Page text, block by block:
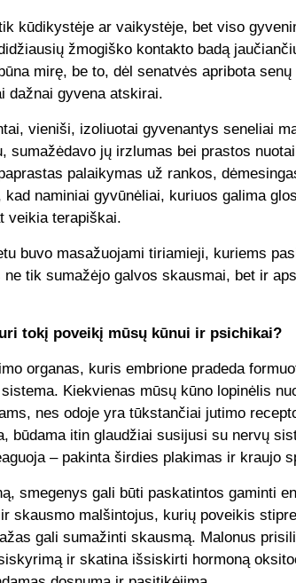
kūdikystėje ar vaikystėje, bet viso
žmogiško kontakto badą
mirę, be to, dėl senatvės apribota
dažnai gyvena atskirai.
vieniši, izoliuotai gyvenantys seneliai
sumažėdavo jų irzlumas bei prastos
palaikymas už rankos,
kad naminiai gyvūnėliai, kuriuos galima
veikia terapiškai.
buvo masažuojami tiriamieji, kuriems
tik sumažėjo galvos skausmai, bet ir
tokį poveikį mūsų kūnui ir psichikai?
organas, kuris embrione pradeda
Kiekvienas mūsų kūno lopinėlis
nes odoje yra tūkstančiai jutimo
būdama itin glaudžiai susijusi su nervų
– pakinta širdies plakimas ir kraujo
smegenys gali būti paskatintos gaminti
skausmo malšintojus, kurių poveikis
gali sumažinti skausmą. Malonus
ir skatina išsiskirti hormoną